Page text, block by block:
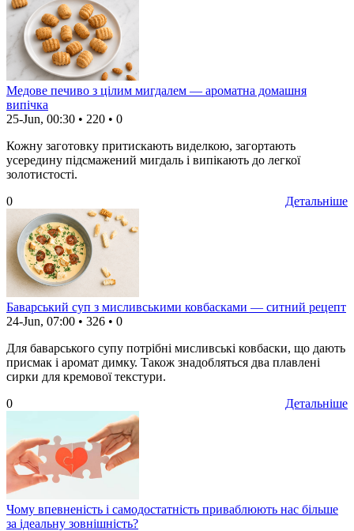
Медове печиво з цілим мигдалем — ароматна домашня
випічка
25-Jun, 00:30 • 220 • 0
Кожну заготовку притискають виделкою, загортають
усередину підсмажений мигдаль і випікають до легкої
золотистості.
Детальніше
0
Баварський суп з мисливськими ковбасками — ситний рецепт
24-Jun, 07:00 • 326 • 0
Для баварського супу потрібні мисливські ковбаски, що дають
присмак і аромат димку. Також знадобляться два плавлені
сирки для кремової текстури.
Детальніше
0
Чому впевненість і самодостатність приваблюють нас більше
за ідеальну зовнішність?